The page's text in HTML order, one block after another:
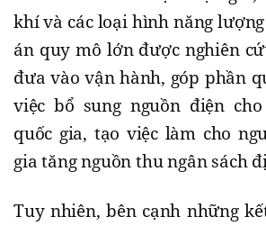
khí và các loại hình năng
án quy mô lớn được nghiên
đưa vào vận hành, góp phần
việc bổ sung nguồn điện
quốc gia, tạo việc làm cho
gia tăng nguồn thu ngân sách
Tuy nhiên, bên cạnh những